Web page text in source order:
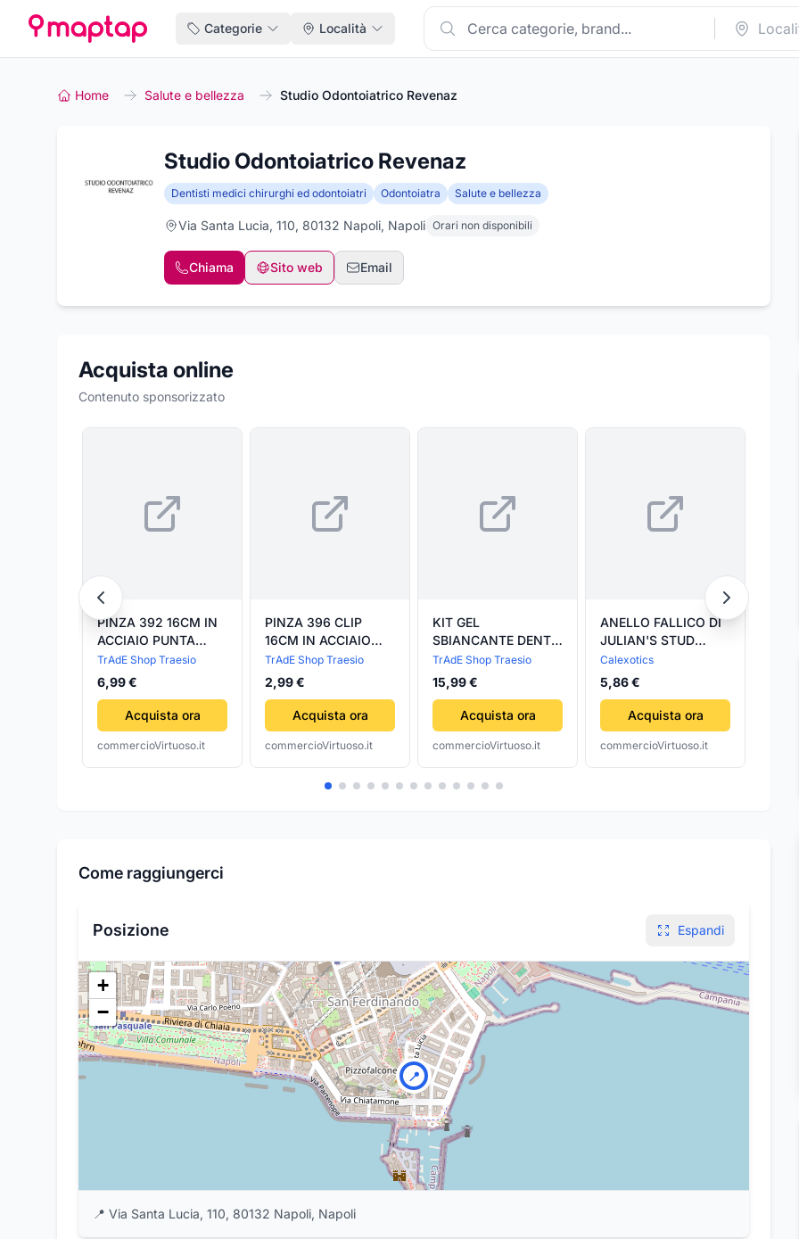
Categorie Località
Home Salute e bellezza Studio Odontoiatrico Revenaz
Studio Odontoiatrico Revenaz
Dentisti medici chirurghi ed odontoiatri Odontoiatra Salute e bellezza
Via Santa Lucia, 110, 80132 Napoli, Napoli Orari non disponibili
Chiama Sito web Email
Acquista online
Contenuto sponsorizzato
PINZA 392 16CM IN
ACCIAIO PUNTA
CURVA STRUMENTO
DENTISTA
ODONTOIATRIA
ESTETISTA
TrAdE Shop Traesio
6,99 €
Acquista ora
commercioVirtuoso.it
PINZA 396 CLIP
16CM IN ACCIAIO
PUNTA STRUMENTO
DENTISTA
ODONTOIATRIA
ESTETISTA
TrAdE Shop Traesio
2,99 €
Acquista ora
commercioVirtuoso.it
KIT GEL
SBIANCANTE DENTI
LUCE LED
RIMOZIONE
MACCHIE CURA
ODONTOIATRICA
AVANZATA
TrAdE Shop Traesio
15,99 €
Acquista ora
commercioVirtuoso.it
ANELLO FALLICO DI
JULIAN'S STUD
REGOLABILE
MULTICOLOR
Calexotics
5,86 €
Acquista ora
commercioVirtuoso.it
Come raggiungerci
Posizione Espandi
📍
+
−
📍 Via Santa Lucia, 110, 80132 Napoli, Napoli